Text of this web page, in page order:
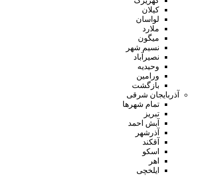
کیلان
لواسان
ملارد
میگون
نسیم شهر
نصیرآباد
وحیدیه
ورامین
بازگشت
آذربایجان شرقی
تمام شهر‌ها
تبریز
آبش احمد
آذرشهر
آقکند
اسکو
اهر
ایلخچی